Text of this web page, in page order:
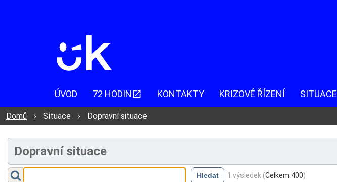
ÚVOD 72 HODIN KONTAKTY KRIZOVÉ ŘÍZENÍ SITUACE
Domů › Situace › Dopravní situace
Dopravní situace
1 výsledek (Celkem 400)